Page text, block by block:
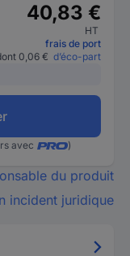
40,83 €
HT
frais de port
0,06 € d’éco-part
avec )
du produit
incident juridique